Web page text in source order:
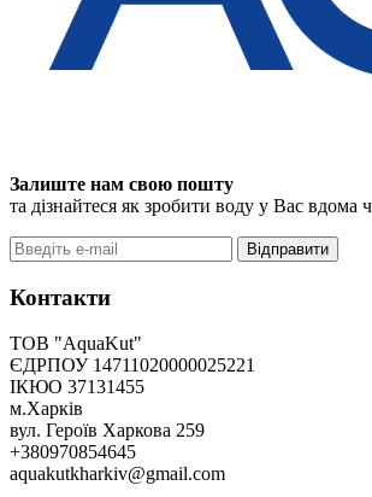
Залиште нам свою пошту
та дізнайтеся як зробити воду у Вас вдома
Відправити
Контакти
ТОВ "AquaKut"
ЄДРПОУ 14711020000025221
ІКЮО 37131455
м.Харків
вул. Героїв Харкова 259
+380970854645
aquakutkharkiv@gmail.com